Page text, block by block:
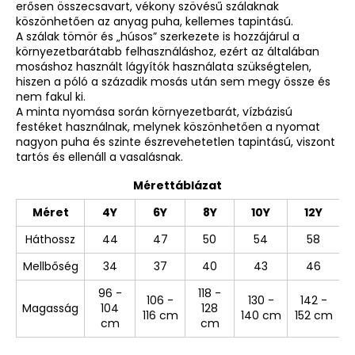
erősen összecsavart, vékony szövésű szálaknak
köszönhetően az anyag puha, kellemes tapintású.
A szálak tömör és „húsos” szerkezete is hozzájárul a
környezetbarátabb felhasználáshoz, ezért az általában
mosáshoz használt lágyítók használata szükségtelen,
hiszen a póló a századik mosás után sem megy össze és
nem fakul ki.
A minta nyomása során környezetbarát, vízbázisú
festéket használnak, melynek köszönhetően a nyomat
nagyon puha és szinte észrevehetetlen tapintású, viszont
tartós és ellenáll a vasalásnak.
Mérettáblázat
Méret
4Y 6Y 8Y 10Y
12Y
Háthossz
44 47 50 54
58
Mellbőség
34 37 40 43 46
Magasság
96 -
104
cm
106 -
116 cm
118 -
128
cm
130 -
140 cm
142 -
152 cm